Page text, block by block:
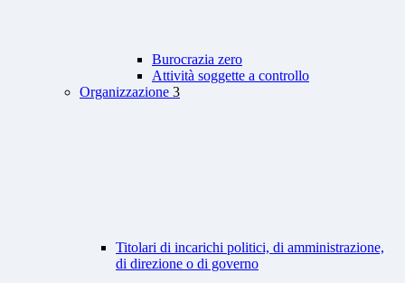
Burocrazia zero
Attività soggette a controllo
Organizzazione 3
Titolari di incarichi politici, di amministrazione,
di direzione o di governo